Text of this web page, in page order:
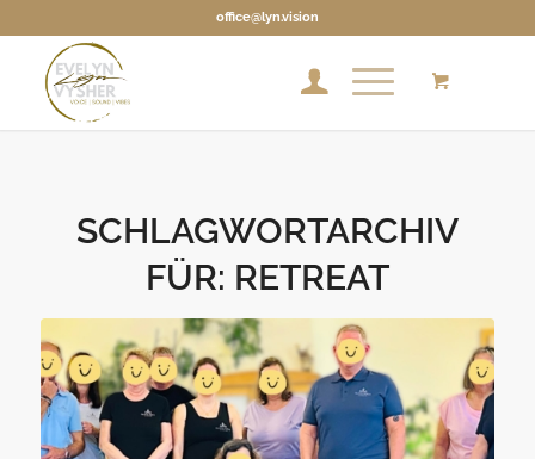
office@lyn.vision
SCHLAGWORTARCHIV
FÜR: RETREAT